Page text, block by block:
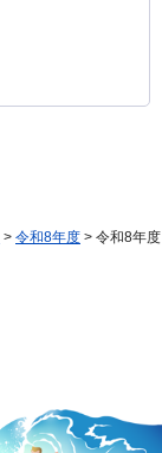
> 令和8年度 > 令和8年度